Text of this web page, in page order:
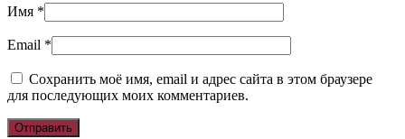
Имя *
Email *
Сохранить моё имя, email и адрес сайта в этом браузере
для последующих моих комментариев.